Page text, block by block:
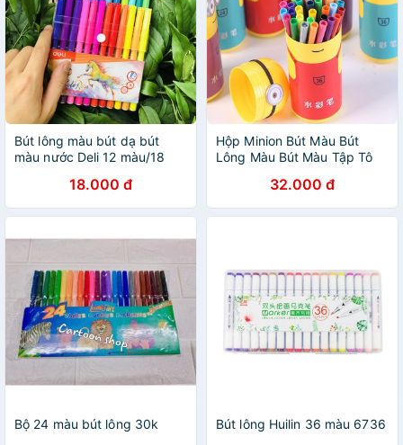
Bút lông màu bút dạ bút
màu nước Deli 12 màu/18
18.000 đ
Hộp Minion Bút Màu Bút
Lông Màu Bút Màu Tập Tô
32.000 đ
Bộ 24 màu bút lông 30k Bút lông Huilin 36 màu 6736